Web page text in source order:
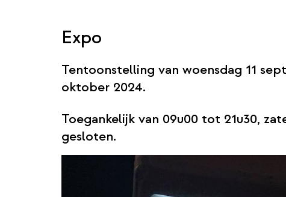
Expo
Tentoonstelling van woensdag 11
oktober 2024.
Toegankelijk van 09u00 tot 21u30,
gesloten.